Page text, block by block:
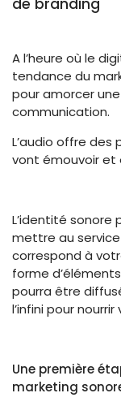
A l’heure où le
tendance du
pour amorcer
communication.
L’audio offre des
vont émouvoir et
L’identité sonore
mettre au
correspond à
forme
pourra être
l’infinipour
Une première
marketing